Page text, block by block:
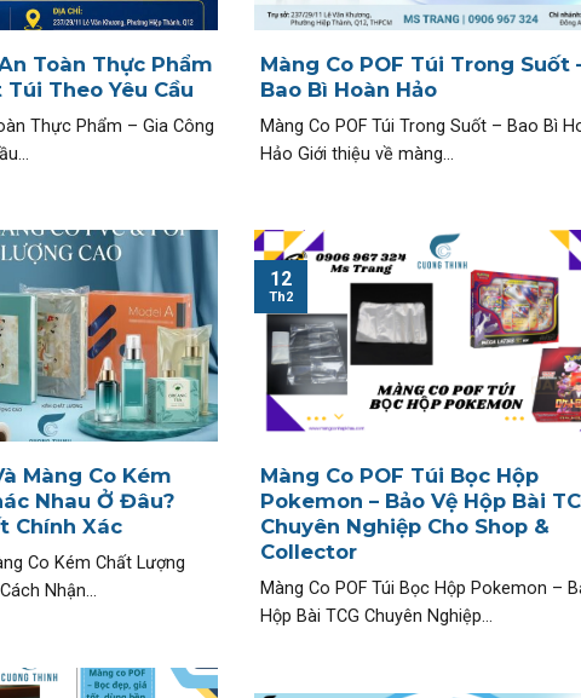
Toàn Thực Phẩm
Túi Theo Yêu Cầu
Thực Phẩm – Gia Công
Màng Co POF Túi Trong Suốt
Bao Bì Hoàn Hảo
Màng Co POF Túi Trong Suốt – Bao Bì
Hảo Giới thiệu về màng...
Màng Co Kém
Nhau Ở Đâu?
Chính Xác
Co Kém Chất Lượng
Nhận...
Màng Co POF Túi Bọc Hộp
Pokemon – Bảo Vệ Hộp Bài
Chuyên Nghiệp Cho Shop &
Collector
Màng Co POF Túi Bọc Hộp Pokemon –
Hộp Bài TCG Chuyên Nghiệp...
12
Th2